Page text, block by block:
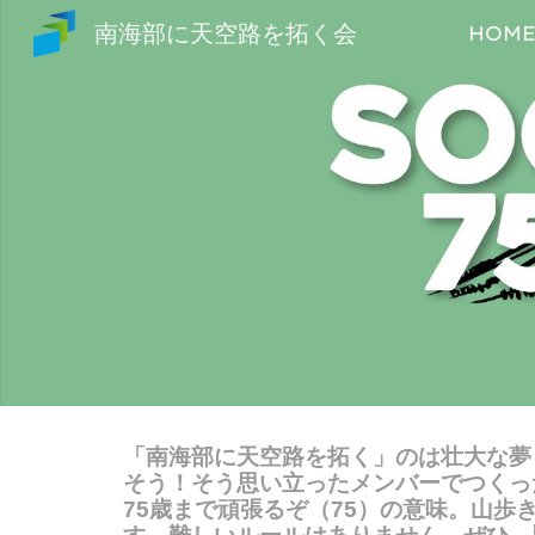
南海部に天空路を拓く会 HOME
「南海部に天空路を拓く」のは壮大な
そう！そう思い立ったメンバーでつく
75歳まで頑張るぞ（75）の意味。山歩